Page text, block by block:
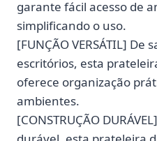
garante fácil acesso de
simplificando o uso.
[FUNÇÃO VERSÁTIL] De
escritórios, esta
oferece organização
ambientes.
[CONSTRUÇÃO